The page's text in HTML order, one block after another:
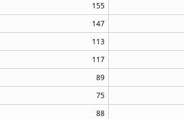
155
147
113
117
89
75
88